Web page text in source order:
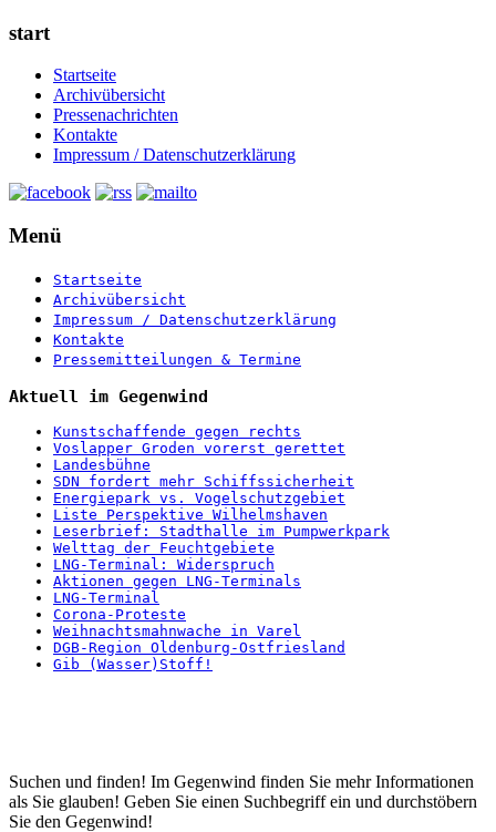
start
Startseite
Archivübersicht
Pressenachrichten
Kontakte
Impressum / Datenschutzerklärung
Menü
Startseite
Archivübersicht
Impressum / Datenschutzerklärung
Kontakte
Pressemitteilungen & Termine
Aktuell im Gegenwind
Kunstschaffende gegen rechts
Voslapper Groden vorerst gerettet
Landesbühne
SDN fordert mehr Schiffssicherheit
Energiepark vs. Vogelschutzgebiet
Liste Perspektive Wilhelmshaven
Leserbrief: Stadthalle im Pumpwerkpark
Welttag der Feuchtgebiete
LNG-Terminal: Widerspruch
Aktionen gegen LNG-Terminals
LNG-Terminal
Corona-Proteste
Weihnachtsmahnwache in Varel
DGB-Region Oldenburg-Ostfriesland
Gib (Wasser)Stoff!
Startseite
Suchen und finden! Im Gegenwind finden Sie mehr Informationen
als Sie glauben! Geben Sie einen Suchbegriff ein und durchstöbern
Sie den Gegenwind!